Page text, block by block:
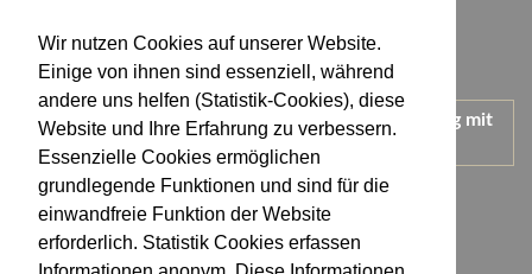
Wir nutzen Cookies auf unserer Website.
Einige von ihnen sind essenziell, während
andere uns helfen (Statistik-Cookies), diese
Website und Ihre Erfahrung zu verbessern.
Essenzielle Cookies ermöglichen
grundlegende Funktionen und sind für die
einwandfreie Funktion der Website
erforderlich. Statistik Cookies erfassen
Impressum
Wir treten für einen verantwortungsvollen Umgang mit
Alkohol ein.
KONTAKT
Weingut Kistenmacher & Hengerer